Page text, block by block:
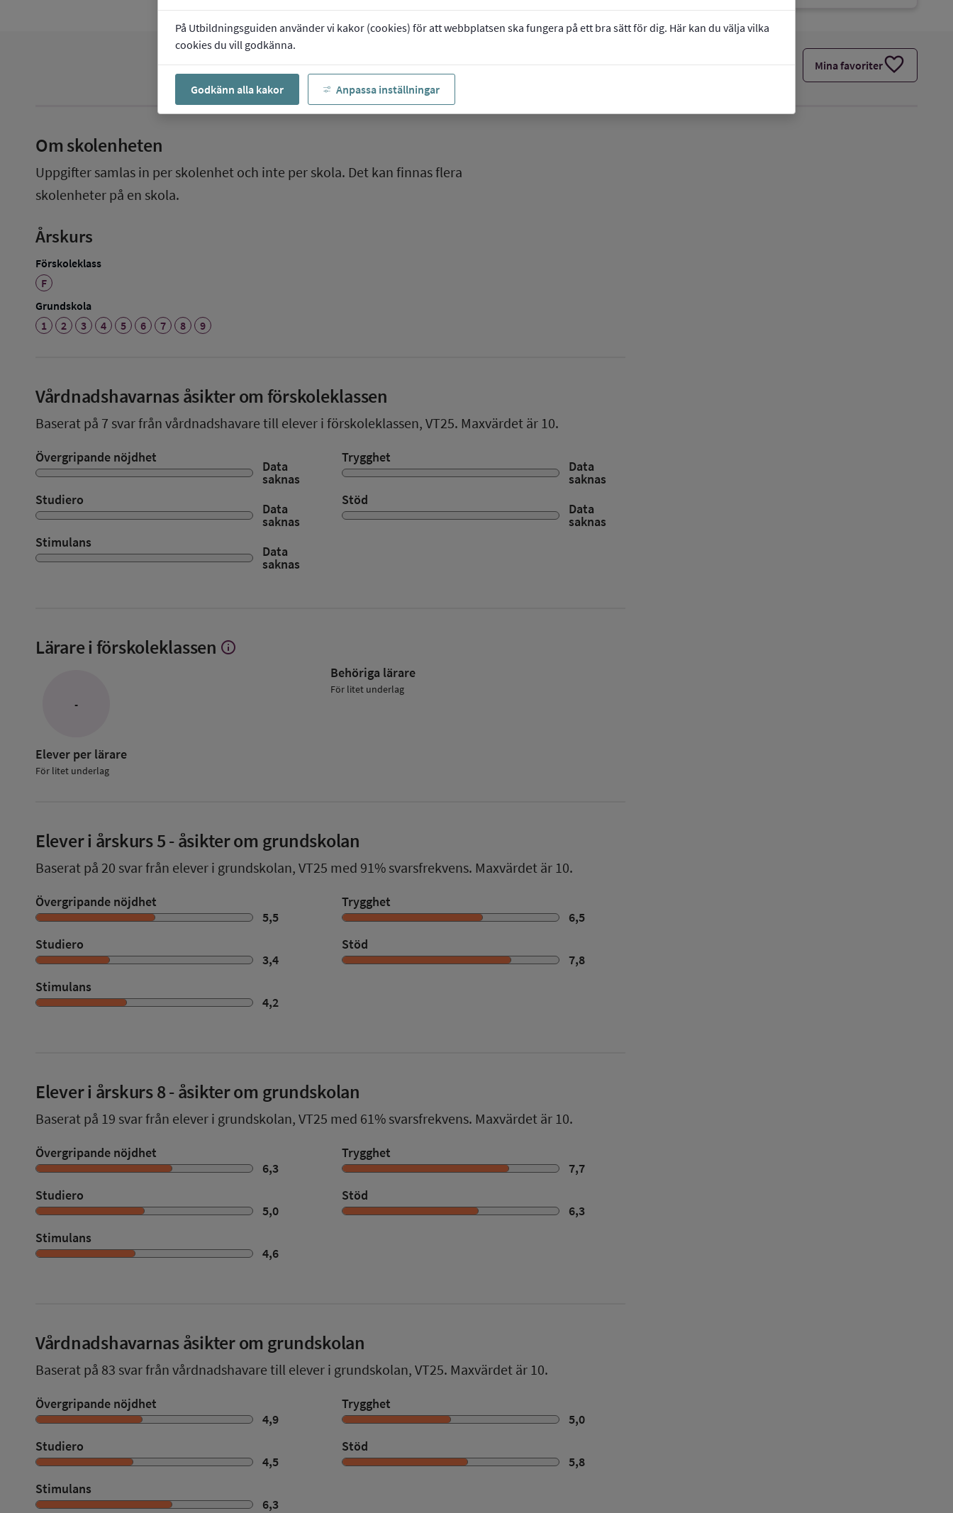
På Utbildningsguiden använder vi kakor (cookies) för att webbplatsen ska fungera på ett bra sätt för dig. Här kan du välja vilka
cookies du vill godkänna.
Godkänn alla kakor Anpassa inställningar
Mina favoriterfavorite
Om skolenheten
Uppgifter samlas in per skolenhet och inte per skola. Det kan finnas flera
skolenheter på en skola.
Årskurs
Förskoleklass
F
Grundskola
1
2 3 4 5 6 7 8 9
Vårdnadshavarnas åsikter om förskoleklassen
Baserat på 7 svar från vårdnadshavare till elever i förskoleklassen, VT25. Maxvärdet är 10.
Övergripande nöjdhet
Data
saknas
Trygghet
Data
saknas
Studiero
Data
saknas
Stöd
Data
saknas
Stimulans
Data
saknas
Lärare i förskoleklassen Visa
info
-
Elever per lärare
För litet underlag
Behöriga lärare
För litet underlag
Elever i årskurs 5- åsikter om grundskolan
Baserat på 20 svar från elever i grundskolan, VT25 med 91% svarsfrekvens. Maxvärdet är 10.
Övergripande nöjdhet
5,5
Trygghet
6,5
Studiero
3,4
Stöd
7,8
Stimulans
4,2
Elever i årskurs 8- åsikter om grundskolan
Baserat på 19 svar från elever i grundskolan, VT25 med 61% svarsfrekvens. Maxvärdet är 10.
Övergripande nöjdhet
6,3
Trygghet
7,7
Studiero
5,0
Stöd
6,3
Stimulans
4,6
Vårdnadshavarnas åsikter om grundskolan
Baserat på 83 svar från vårdnadshavare till elever i grundskolan, VT25. Maxvärdet är 10.
Övergripande nöjdhet
4,9
Trygghet
5,0
Studiero
4,5
Stöd
5,8
Stimulans
6,3